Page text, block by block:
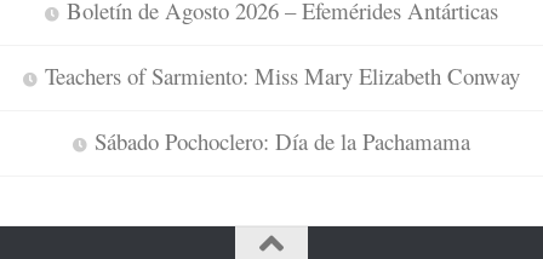
Boletín de Agosto 2026 – Efemérides Antárticas
Teachers of Sarmiento: Miss Mary Elizabeth Conway
Sábado Pochoclero: Día de la Pachamama